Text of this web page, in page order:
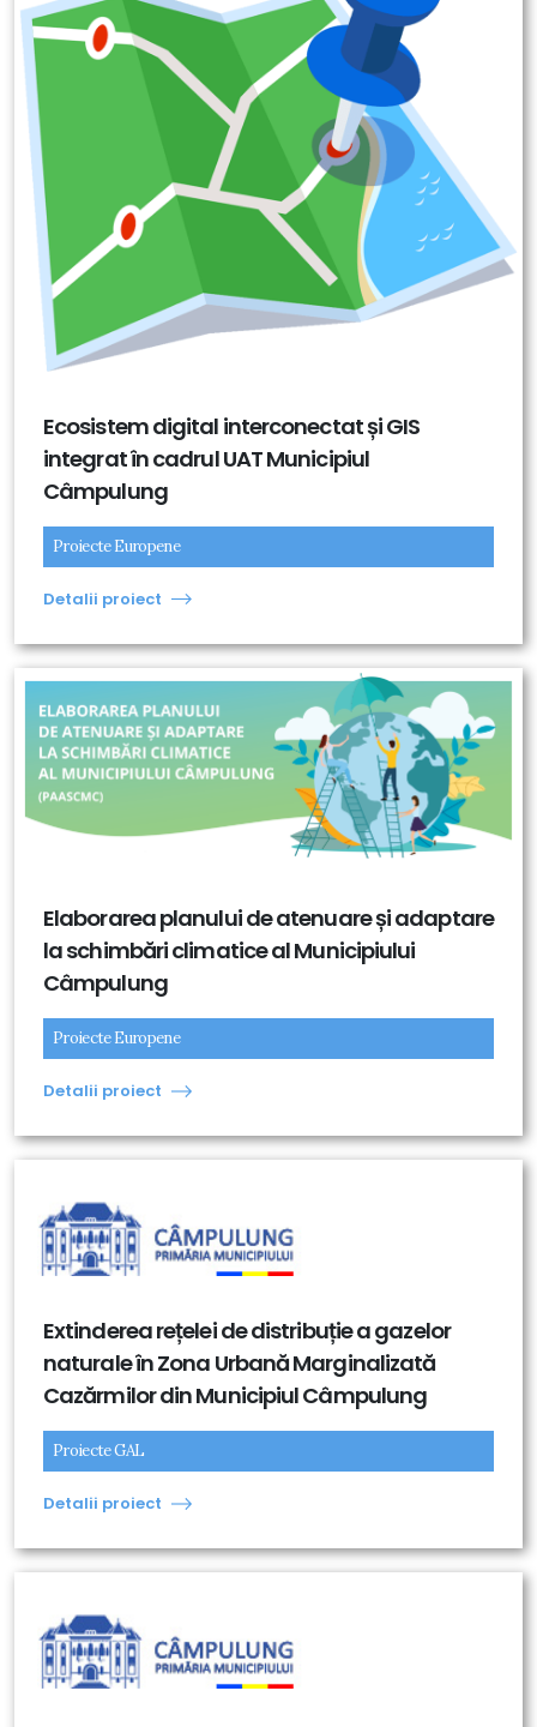
Ecosistem digital interconectat și GIS
integrat în cadrul UAT Municipiul
Câmpulung
Proiecte Europene
Detalii proiect
Elaborarea planului de atenuare și adaptare
la schimbări climatice al Municipiului
Câmpulung
Proiecte Europene
Detalii proiect
Extinderea rețelei de distribuție a gazelor
naturale în Zona Urbană Marginalizată
Cazărmilor din Municipiul Câmpulung
Proiecte GAL
Detalii proiect